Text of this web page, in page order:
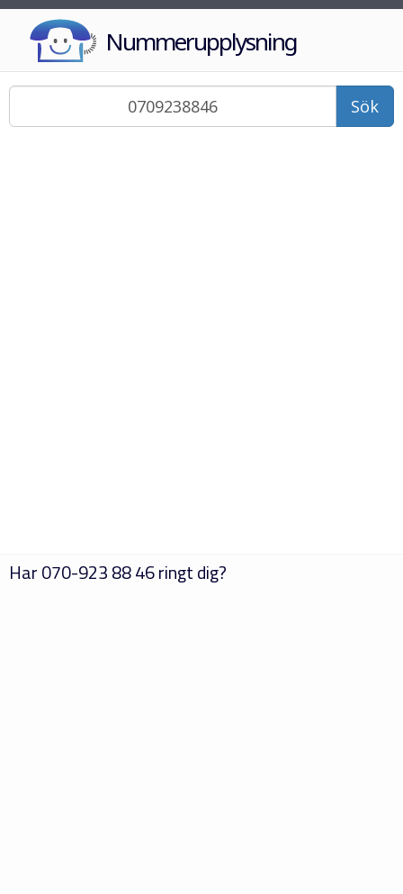
Nummerupplysning
Sök
Har070-923 88 46ringt dig?